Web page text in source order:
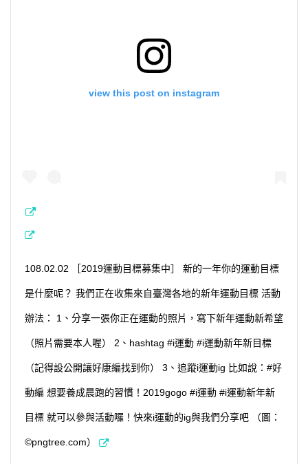
view this post on instagram
108.02.02 ［2019運動目標募集中］ 新的一年你的運動目標
是什麼呢？ 我們正在收集來自臺灣各地的新年運動目標 活動
辦法： 1、分享一張你正在運動的照片，寫下新年運動新希望
（照片需要本人喔） 2、hashtag #i運動 #i運動新年新目標
（記得設公開讓好康編找到你） 3、追蹤i運動ig 比如說：#好
動編 想要養成晨跑的習慣！2019gogo #i運動 #i運動新年新
目標 就可以參與活動囉！快來i運動的ig與我們分享吧 （圖：
©pngtree.com）